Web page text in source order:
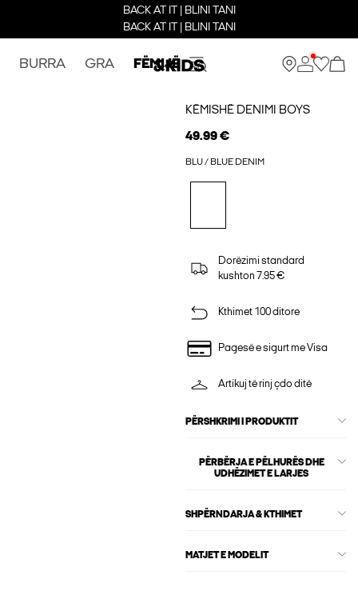
BACK AT IT | BLINI TANI
BACK AT IT | BLINI TANI
BURRA GRA FËMIJË
KËMISHË DENIMI BOYS
49.99 €
BLU / BLUE DENIM
Dorëzimi standard
kushton 7.95 €
Kthimet 100 ditore
Pagesë e sigurt me Visa
Artikuj të rinj çdo ditë
PËRSHKRIMI I PRODUKTIT
PËRBËRJA E PËLHURËS DHE
UDHËZIMET E LARJES
SHPËRNDARJA & KTHIMET
MATJET E MODELIT